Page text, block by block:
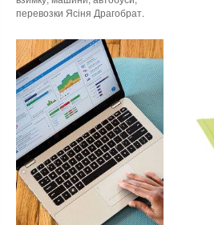
перевозки Ясіня Драгобрат.